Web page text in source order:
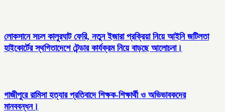
লোকসানে সচল কালুরঘাট ফেরি, নতুন ইজারা প্রক্রিয়া নিয়ে আইনি জটিলতা
হাইকোর্টের স্থগিতাদেশে টেন্ডার কার্যক্রম নিয়ে বাড়ছে আলোচনা।
গাজীপুরে রামিসা হত্যার প্রতিবাদে শিক্ষক-শিক্ষার্থী ও অভিভাবকদের
মানববন্ধন।